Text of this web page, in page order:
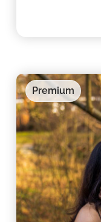
Premium